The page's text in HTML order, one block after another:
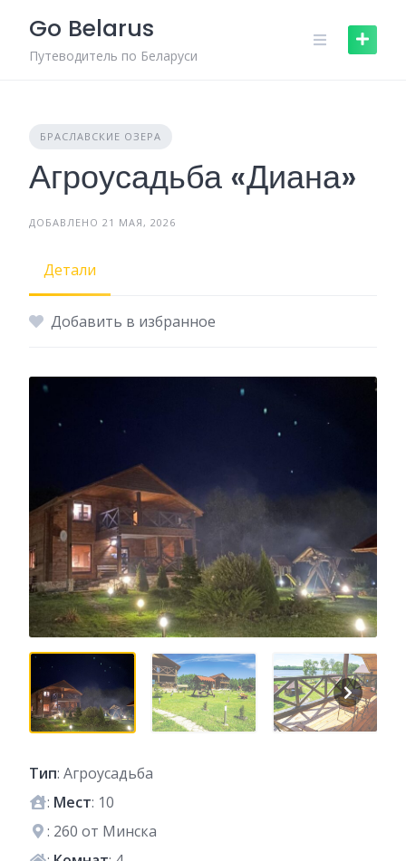
content
Go Belarus
Путеводитель по Беларуси
БРАСЛАВСКИЕ ОЗЕРА
Агроусадьба «Диана»
ДОБАВЛЕНО 21 МАЯ, 2026
Детали
Добавить в избранное
Тип: Агроусадьба
: Мест: 10
: 260 от Минска